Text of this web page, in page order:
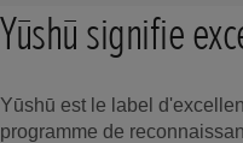
Yūshū signifie
Yūshū est le label
programme de